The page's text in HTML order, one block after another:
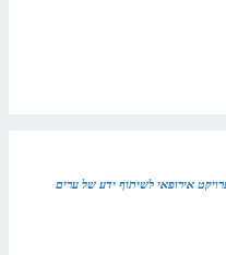
אירופאי לשיתוף ידע של ערים